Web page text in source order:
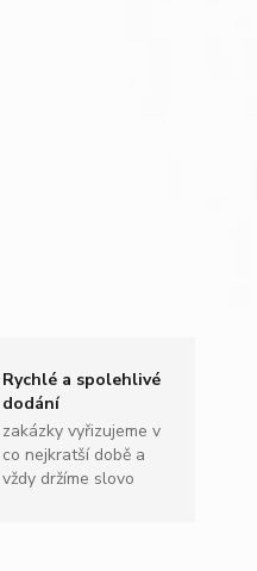
Rychlé a spolehlivé
dodání
zakázky vyřizujeme v
co nejkratší době a
vždy držíme slovo